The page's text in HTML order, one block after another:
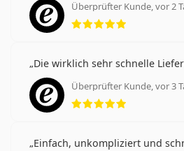
Überprüfter Kunde, vor 2
Bewertung
Die wirklich sehr schnelle
Überprüfter Kunde, vor 3
Bewertung
Einfach, unkompliziert und